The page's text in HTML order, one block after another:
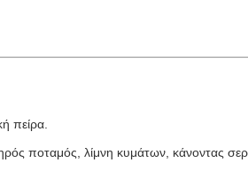
πείρα.
ποταμός, λίμνη κυμάτων, κάνοντας